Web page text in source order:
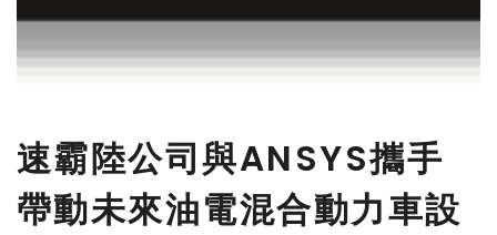
速霸陸公司與ANSYS攜手
帶動未來油電混合動力車設